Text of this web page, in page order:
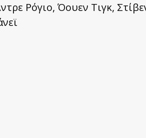
Ρόγιο, Όουεν Τιγκ,